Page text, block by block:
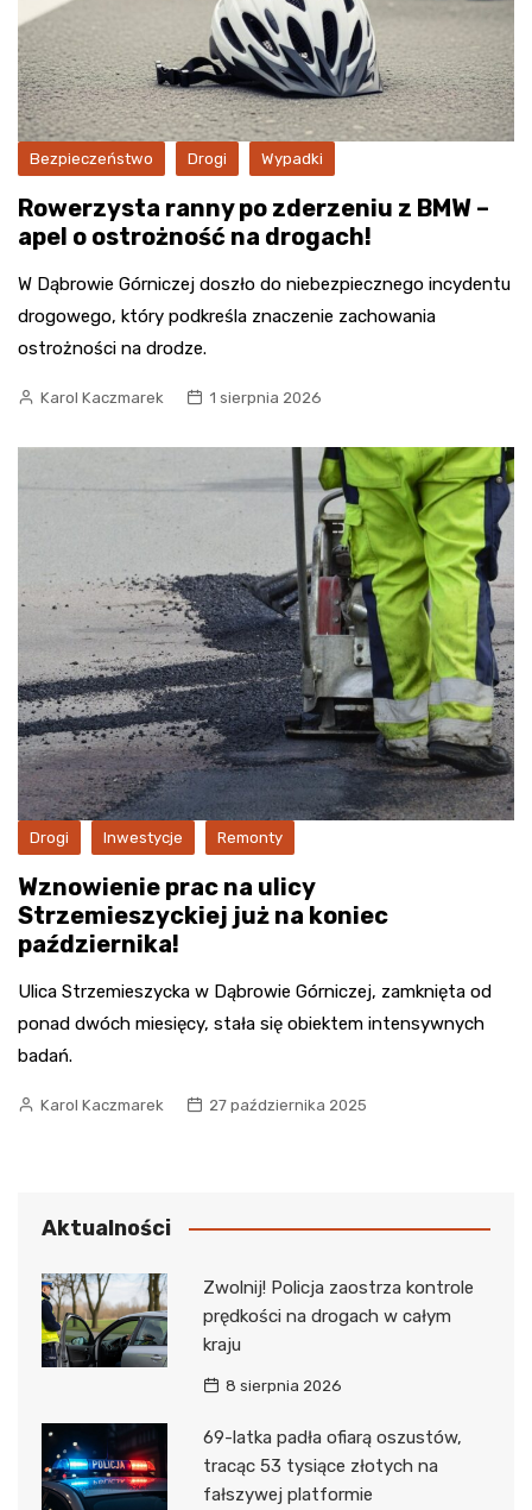
Bezpieczeństwo Drogi Wypadki
Rowerzysta ranny po zderzeniu z BMW –
apel o ostrożność na drogach!
W Dąbrowie Górniczej doszło do niebezpiecznego incydentu
drogowego, który podkreśla znaczenie zachowania
ostrożności na drodze.
Karol Kaczmarek 1 sierpnia 2026
Drogi Inwestycje Remonty
Wznowienie prac na ulicy
Strzemieszyckiej już na koniec
października!
Ulica Strzemieszycka w Dąbrowie Górniczej, zamknięta od
ponad dwóch miesięcy, stała się obiektem intensywnych
badań.
Karol Kaczmarek 27 października 2025
Aktualności
Zwolnij! Policja zaostrza kontrole
prędkości na drogach w całym
kraju
8 sierpnia 2026
69-latka padła ofiarą oszustów,
tracąc 53 tysiące złotych na
fałszywej platformie